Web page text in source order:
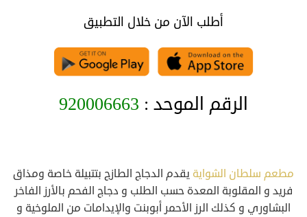
أطلب الآن من خلال التطبيق
الرقم الموحد : 920006663
مطعم سلطان الشواية يقدم الدجاج الطازج بتتبيلة خاصة ومذاق
فريد و المقلوبة المعدة حسب الطلب و دجاج الفحم بالأرز الفاخر
البشاوري و كذلك الرز الأحمر أبوبنت والإيدامات من الملوخية و